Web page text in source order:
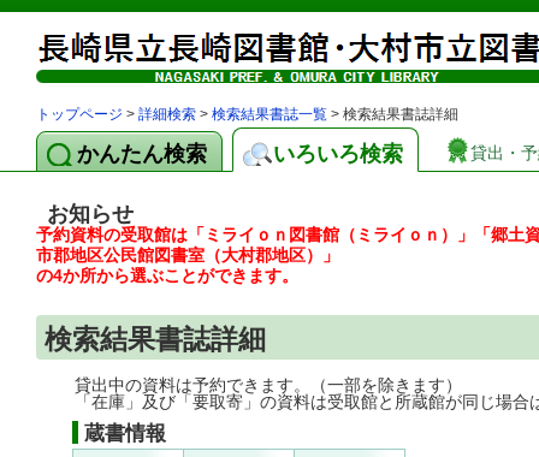
トップページ > 詳細検索 > 検索結果書誌一覧 > 検索結果書誌詳細
かんたん検索 いろいろ検索 貸出・
お知らせ
予約資料の受取館は「ミライｏｎ図書館（ミライｏｎ）」「郷
市郡地区公民館図書室（大村郡地区）」
の4か所から選ぶことができます。
検索結果書誌詳細
貸出中の資料は予約できます。（一部を除きます）
「在庫」及び「要取寄」の資料は受取館と所蔵館が同じ場合
蔵書情報